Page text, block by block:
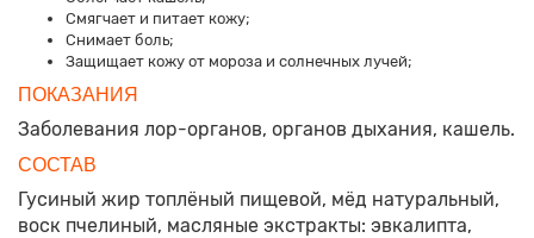
Смягчает и питает кожу;
Снимает боль;
Защищает кожу от мороза и солнечных лучей;
ПОКАЗАНИЯ
Заболевания лор-органов, органов дыхания, кашель.
СОСТАВ
Гусиный жир топлёный пищевой, мёд натуральный,
воск пчелиный, масляные экстракты: эвкалипта,